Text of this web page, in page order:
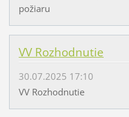
požiaru
VV Rozhodnutie
30.07.2025 17:10
VV Rozhodnutie